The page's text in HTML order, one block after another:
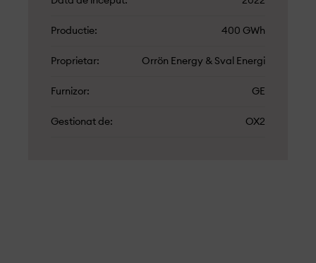
Productie 400 GWh
Proprietar Orrön Energy & Sval Energi
Furnizor GE
Gestionat de OX2